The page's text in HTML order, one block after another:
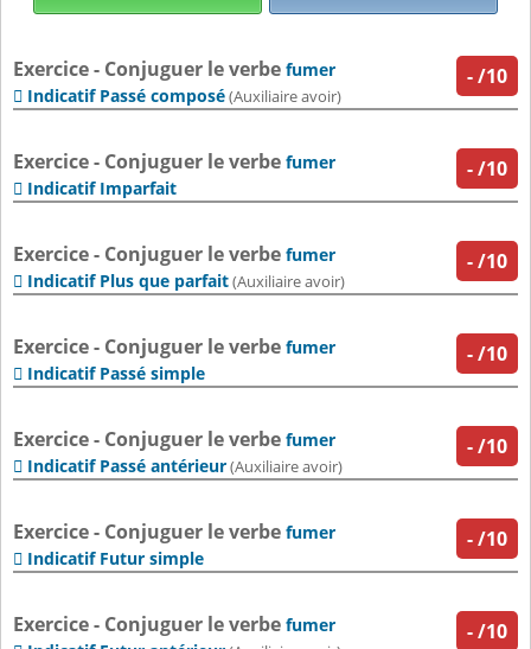
-/10
Exercice - Conjuguer le verbe fumer
 Indicatif Passé composé(Auxiliaire avoir)
-/10
Exercice - Conjuguer le verbe fumer
 Indicatif Imparfait
-/10
Exercice - Conjuguer le verbe fumer
 Indicatif Plus que parfait(Auxiliaire avoir)
-/10
Exercice - Conjuguer le verbe fumer
 Indicatif Passé simple
-/10
Exercice - Conjuguer le verbe fumer
 Indicatif Passé antérieur(Auxiliaire avoir)
-/10
Exercice - Conjuguer le verbe fumer
 Indicatif Futur simple
-/10
Exercice - Conjuguer le verbe fumer